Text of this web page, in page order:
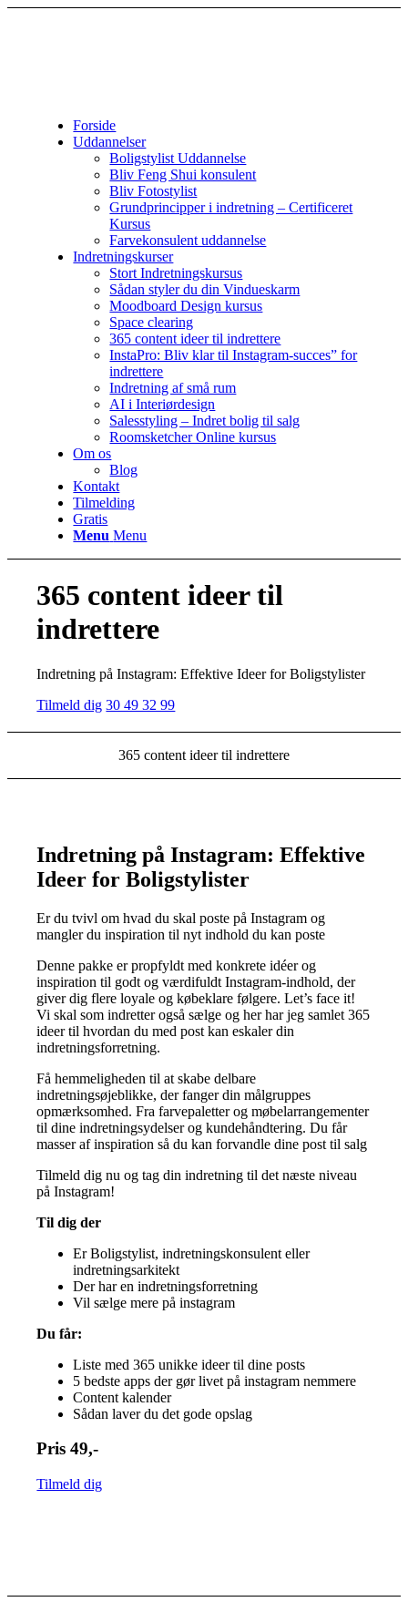
Forside
Uddannelser
Boligstylist Uddannelse
Bliv Feng Shui konsulent
Bliv Fotostylist
Grundprincipper i indretning – Certificeret
Kursus
Farvekonsulent uddannelse
Indretningskurser
Stort Indretningskursus
Sådan styler du din Vindueskarm
Moodboard Design kursus
Space clearing
365 content ideer til indrettere
InstaPro: Bliv klar til Instagram-succes” for
indrettere
Indretning af små rum
AI i Interiørdesign
Salesstyling – Indret bolig til salg
Roomsketcher Online kursus
Om os
Blog
Kontakt
Tilmelding
Gratis
Menu Menu
365 content ideer til
indrettere
Indretning på Instagram: Effektive Ideer for Boligstylister
Tilmeld dig 30 49 32 99
365 content ideer til indrettere
Indretning på Instagram: Effektive
Ideer for Boligstylister
Er du tvivl om hvad du skal poste på Instagram og
mangler du inspiration til nyt indhold du kan poste
Denne pakke er propfyldt med konkrete idéer og
inspiration til godt og værdifuldt Instagram-indhold, der
giver dig flere loyale og købeklare følgere. Let’s face it!
Vi skal som indretter også sælge og her har jeg samlet 365
ideer til hvordan du med post kan eskaler din
indretningsforretning.
Få hemmeligheden til at skabe delbare
indretningsøjeblikke, der fanger din målgruppes
opmærksomhed. Fra farvepaletter og møbelarrangementer
til dine indretningsydelser og kundehåndtering. Du får
masser af inspiration så du kan forvandle dine post til salg
Tilmeld dig nu og tag din indretning til det næste niveau
på Instagram!
Til dig der
Er Boligstylist, indretningskonsulent eller
indretningsarkitekt
Der har en indretningsforretning
Vil sælge mere på instagram
Du får:
Liste med 365 unikke ideer til dine posts
5 bedste apps der gør livet på instagram nemmere
Content kalender
Sådan laver du det gode opslag
Pris 49,-
Tilmeld dig